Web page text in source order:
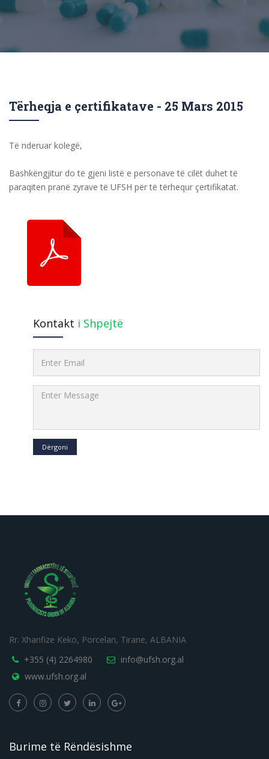
Tërheqja e çertifikatave - 25 Mars 2015
Të nderuar kolegë,
Bashkëngjitur do të gjeni listë e personave të cilët duhet të
paraqiten pranë zyrave të UFSH për të tërhequr çertifikatat.
Kontakt i Shpejtë
Dërgoni
Rr. Xhanfize Keko, Porcelan, Tirane, ALBANIA
+355 (4) 2264980
info@ufsh.org.al
www.ufsh.org.al
Burime të Rëndësishme